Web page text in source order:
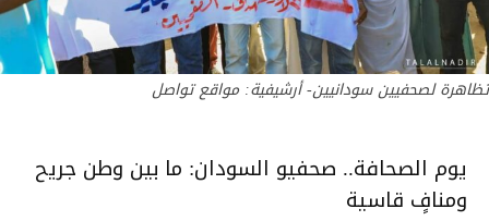
تظاهرة لصحفيين سودانيين- أرشيفية: مواقع تواصل
يوم الصحافة.. صحفيو السودان: ما بين وطن جريح
ومنافٍ قاسية